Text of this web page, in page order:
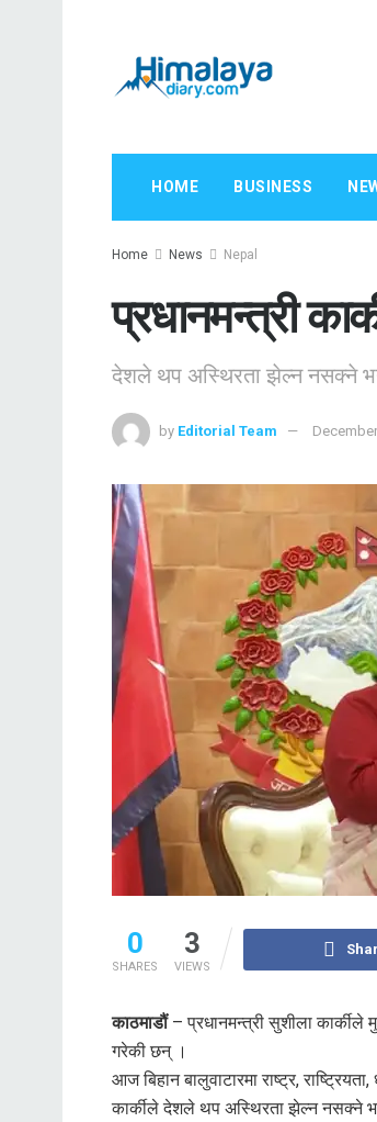
HOME BUSINESS
Home News Nepal
प्रधानमन्त्री
देशले थप अस्थिरता झेल्न नसक्ने
by Editorial Team
0
SHARES
3
VIEWS
काठमाडौं– प्रधानमन्त्री सुशीला कार्कीले
गरेकी छन् ।
आज बिहान बालुवाटारमा राष्ट्र,
कार्कीले देशले थप अस्थिरता झेल्न नसक्ने